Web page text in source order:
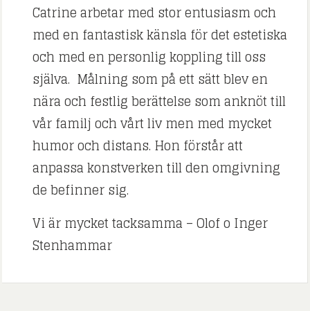
Catrine arbetar med stor entusiasm och
med en fantastisk känsla för det estetiska
och med en personlig koppling till oss
själva. Målning som på ett sätt blev en
nära och festlig berättelse som anknöt till
vår familj och vårt liv men med mycket
humor och distans. Hon förstår att
anpassa konstverken till den omgivning
de befinner sig.
Vi är mycket tacksamma – Olof o Inger
Stenhammar